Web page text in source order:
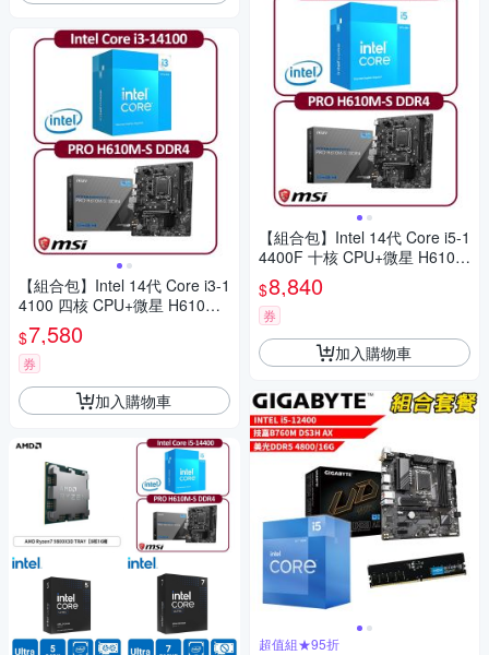
【組合包】Intel 14代 Core i3-1
4100 四核 CPU+微星 H610M-
S DDR4 主機板
$7,580
券
加入購物車
【組合包】Intel 14代 Core i5-1
4400F 十核 CPU+微星 H610M
-S DDR4 主機板
$8,840
券
加入購物車
超值組★95折